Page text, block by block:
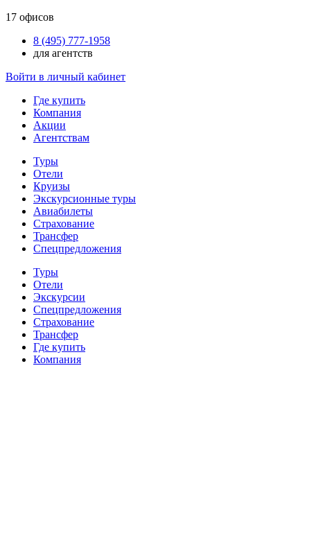
17 офисов
8 (495) 777-1958
для агентств
Войти в личный кабинет
Где купить
Компания
Акции
Агентствам
Туры
Отели
Круизы
Экскурсионные туры
Авиабилеты
Страхование
Трансфер
Спецпредложения
Туры
Отели
Экскурсии
Спецпредложения
Страхование
Трансфер
Где купить
Компания